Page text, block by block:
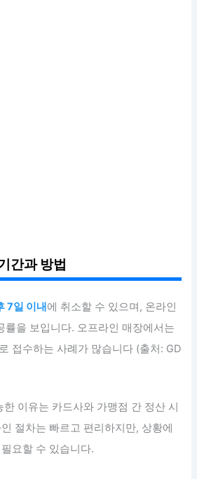
간과 방법
7일 이내에 취소할 수 있으며, 온라인
률을 보입니다. 오프라인 매장에서는
접수하는 사례가 많습니다 (출처: GD
이유는 카드사와 가맹점 간 정산 시
절차는 빠르고 편리하지만, 상황에
요할 수 있습니다.